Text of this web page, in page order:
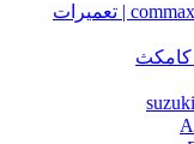
تعمیر آیفون تصویری کوماکس commax | تعمیرات